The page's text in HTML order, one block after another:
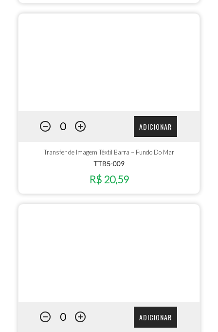
ADICIONAR
Transfer de Imagem Têxtil Barra – Fundo Do Mar
TTB5-009
R$ 20,59
ADICIONAR